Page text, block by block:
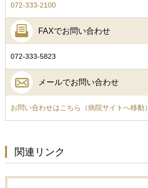
072-333-2100
FAXでお問い合わせ
072-333-5823
メールでお問い合わせ
お問い合わせはこちら（病院サイトへ移動）
関連リンク